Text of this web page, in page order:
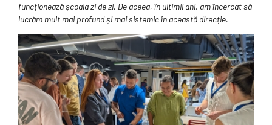
funcționează școala zi de zi. De aceea, în ultimii ani, am încercat să
lucrăm mult mai profund și mai sistemic în această direcție.